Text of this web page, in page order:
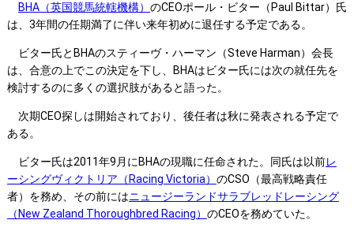
BHA（英国競馬統轄機構） のCEOポール・ビター（Paul Bittar）氏
は、3年間の任期満了に伴い来年初めに退任する予定である。
ビター氏とBHAのスティーヴ・ハーマン（Steve Harman）会長
は、合意の上でこの決定を下し、BHAはビター氏には次の就任先を
検討するのに多くの選択肢があると語った。
次期CEO探しは開始されており、後任者は秋に発表される予定で
ある。
ビター氏は2011年9月にBHAの現職に任命された。同氏は以前レ
ーシングヴィクトリア（Racing Victoria） のCSO（最高戦略責任
者）を務め、その前にはニュージーランドサラブレッドレーシング
（New Zealand Thoroughbred Racing） のCEOを務めていた。